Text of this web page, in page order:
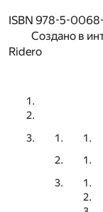
ISBN 978-5-
Создано в
Ridero